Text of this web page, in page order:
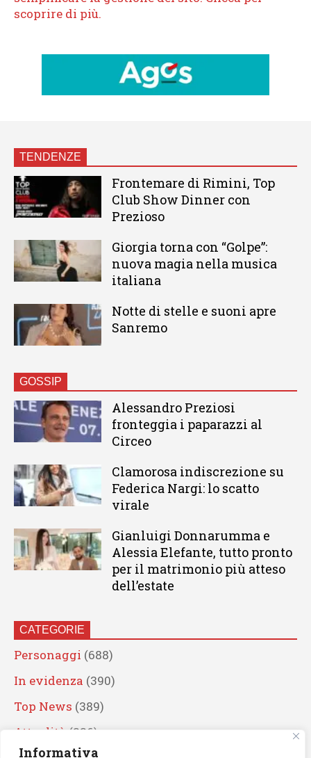
Informativa
TENDENZE
Frontemare di Rimini, Top
Club Show Dinner con
Prezioso
Giorgia torna con “Golpe”:
nuova magia nella musica
italiana
Notte di stelle e suoni apre
Sanremo
GOSSIP
Alessandro Preziosi
fronteggia i paparazzi al
Circeo
Clamorosa indiscrezione su
Federica Nargi: lo scatto
virale
Gianluigi Donnarumma e
Alessia Elefante, tutto pronto
per il matrimonio più atteso
dell’estate
CATEGORIE
Personaggi (688)
In evidenza (390)
Top News (389)
Attualità (336)